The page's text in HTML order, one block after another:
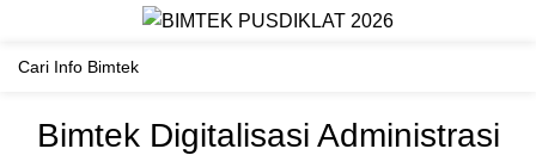
Materi Bimtek
Bimtek Digitalisasi Administrasi